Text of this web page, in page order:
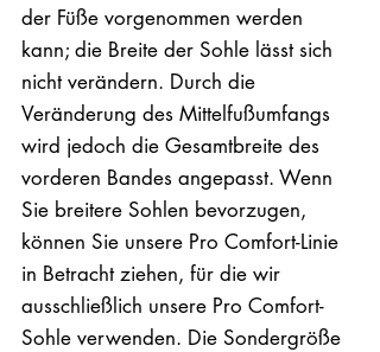
der Füße vorgenommen werden
kann; die Breite der Sohle lässt sich
nicht verändern. Durch die
Veränderung des Mittelfußumfangs
wird jedoch die Gesamtbreite des
vorderen Bandes angepasst. Wenn
Sie breitere Sohlen bevorzugen,
können Sie unsere Pro Comfort-Linie
in Betracht ziehen, für die wir
ausschließlich unsere Pro Comfort-
Sohle verwenden. Die Sondergröße